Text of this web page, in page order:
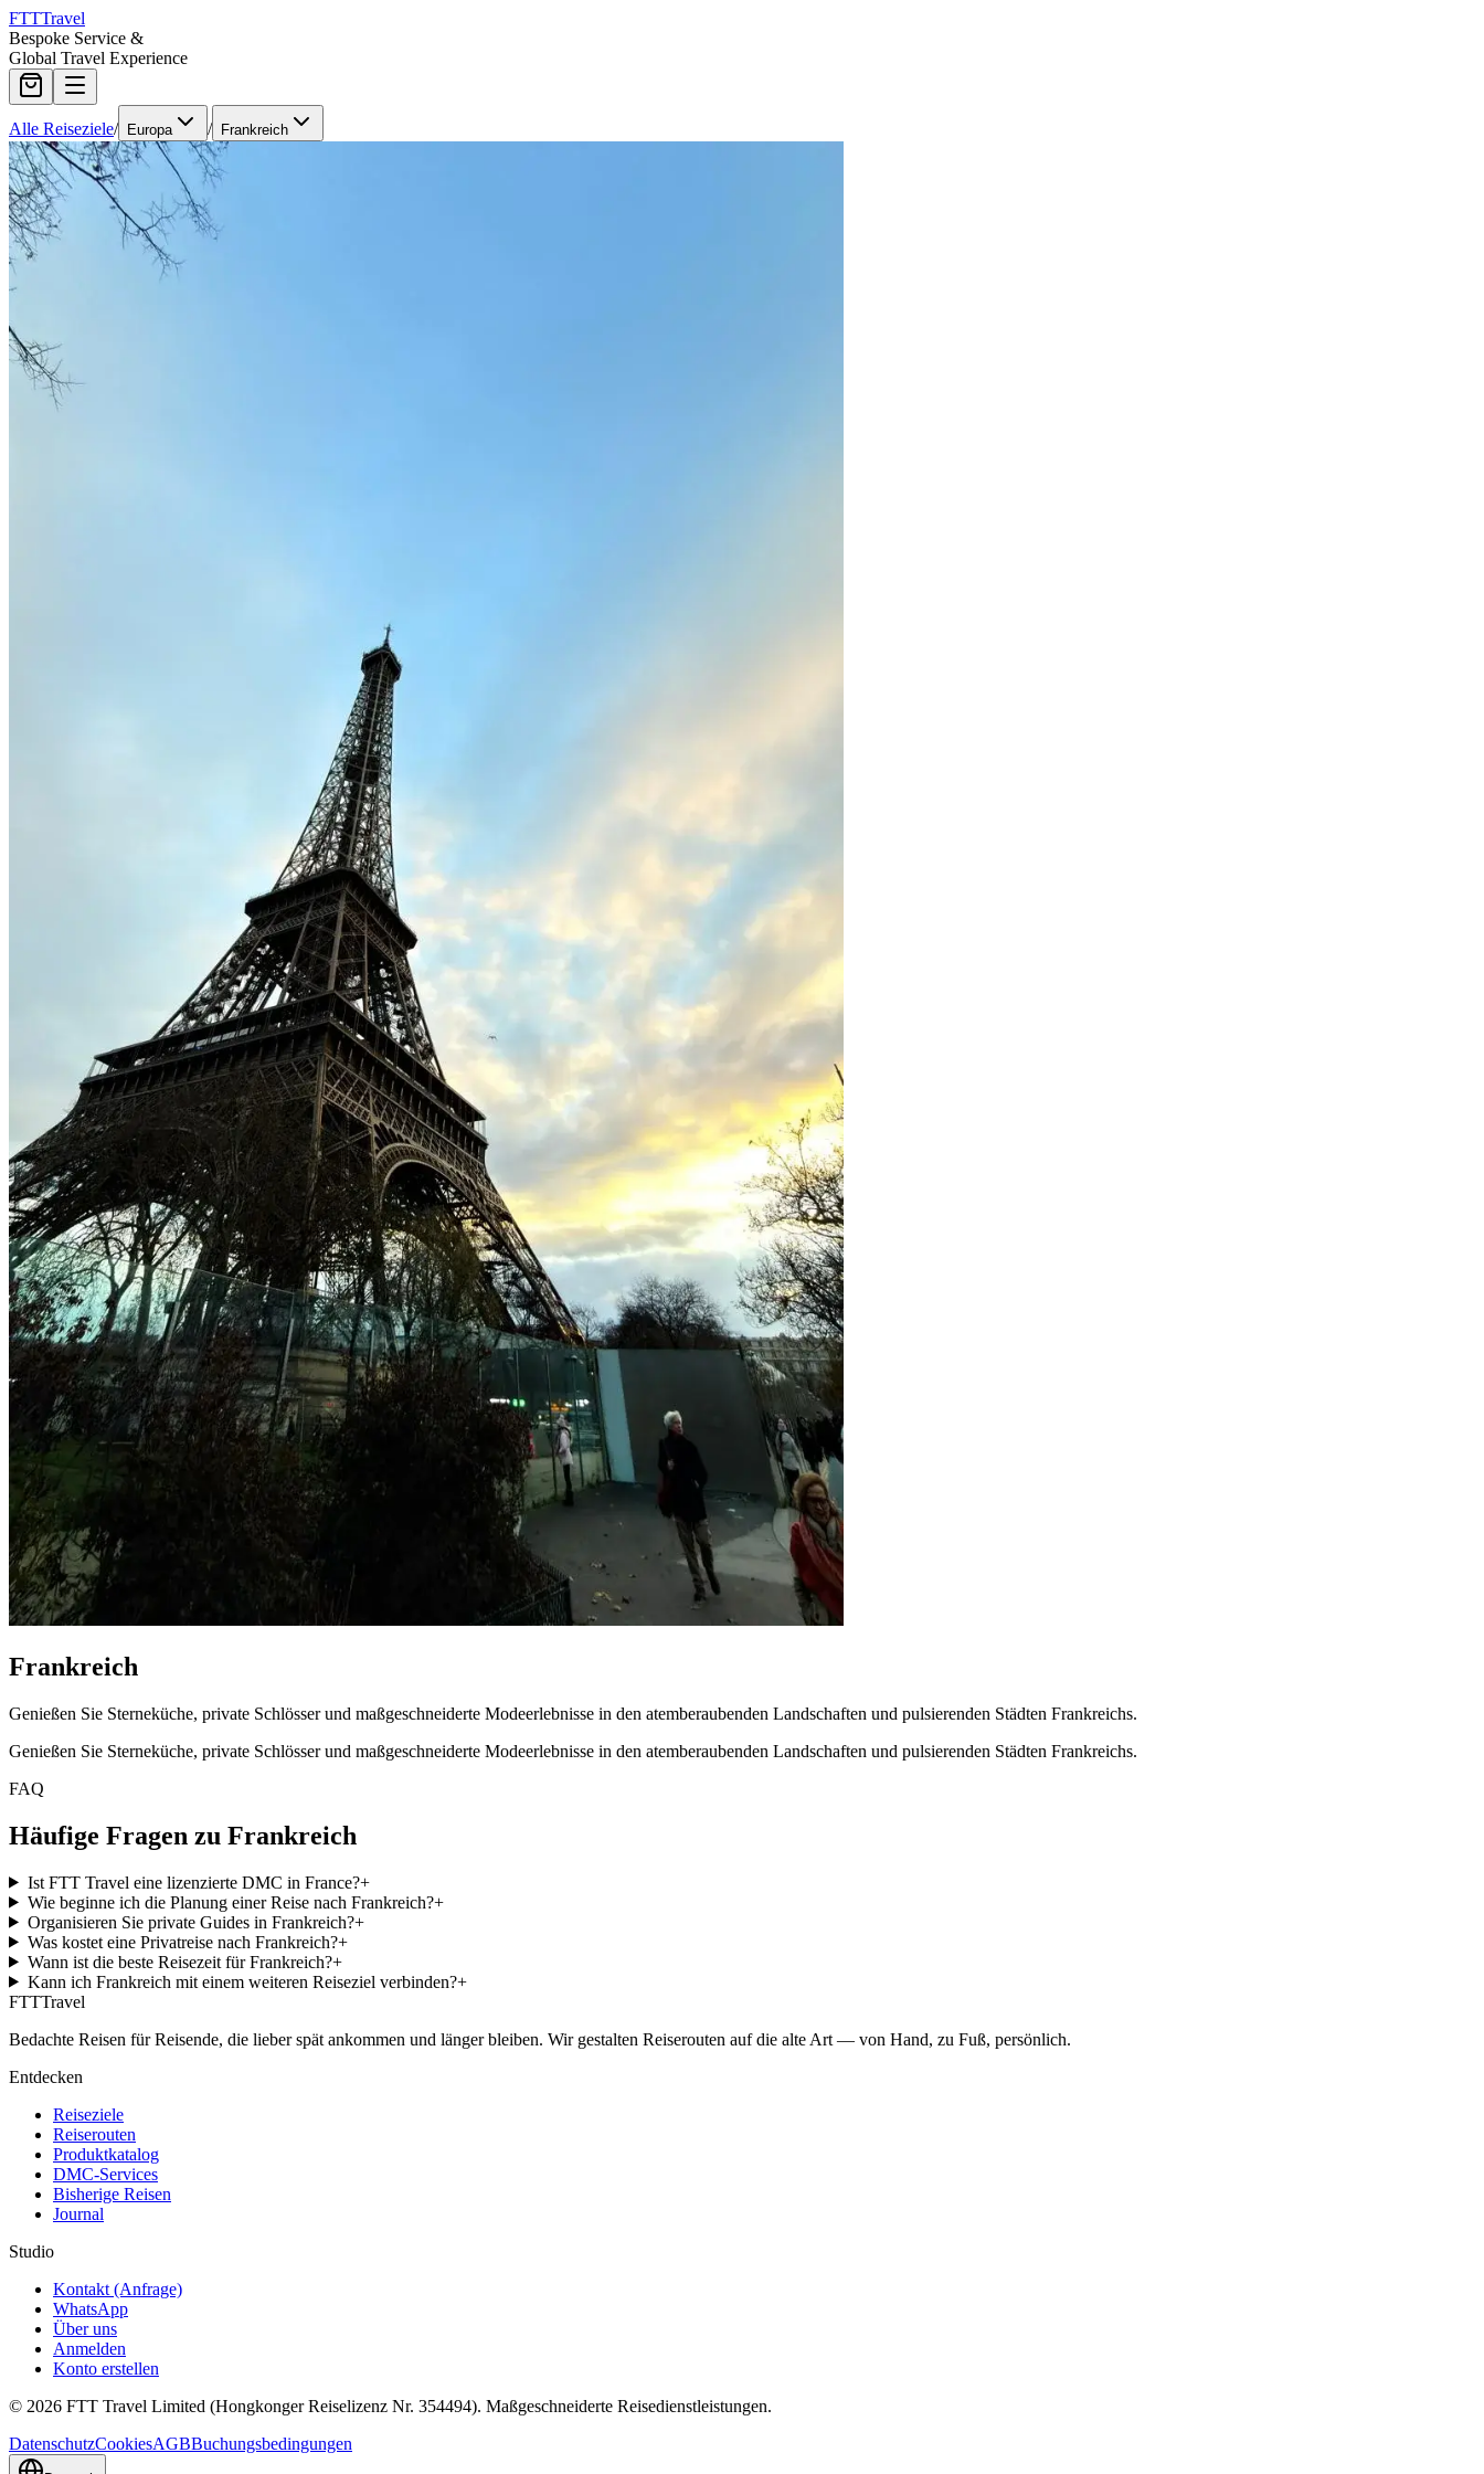
FTTTravel
Bespoke Service &
Global Travel Experience
Alle Reiseziele/ Europa / Frankreich
Frankreich
Genießen Sie Sterneküche, private Schlösser und maßgeschneiderte Modeerlebnisse in den atemberaubenden Landschaften und pulsierenden Städten Frankreichs.
Genießen Sie Sterneküche, private Schlösser und maßgeschneiderte Modeerlebnisse in den atemberaubenden Landschaften und pulsierenden Städten Frankreichs.
FAQ
Häufige Fragen zu Frankreich
Ist FTT Travel eine lizenzierte DMC in France?+
Wie beginne ich die Planung einer Reise nach Frankreich?+
Organisieren Sie private Guides in Frankreich?+
Was kostet eine Privatreise nach Frankreich?+
Wann ist die beste Reisezeit für Frankreich?+
Kann ich Frankreich mit einem weiteren Reiseziel verbinden?+
FTTTravel
Bedachte Reisen für Reisende, die lieber spät ankommen und länger bleiben. Wir gestalten Reiserouten auf die alte Art — von Hand, zu Fuß, persönlich.
Entdecken
Reiseziele
Reiserouten
Produktkatalog
DMC-Services
Bisherige Reisen
Journal
Studio
Kontakt (Anfrage)
WhatsApp
Über uns
Anmelden
Konto erstellen
© 2026 FTT Travel Limited (Hongkonger Reiselizenz Nr. 354494). Maßgeschneiderte Reisedienstleistungen.
DatenschutzCookiesAGBBuchungsbedingungen